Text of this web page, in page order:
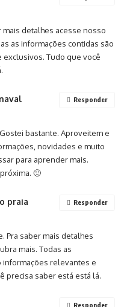
mais detalhes acesse nosso
as informações contidas são
Tudo que você
bastante. Aproveitem e
novidades e muito
para aprender mais.
🙂
Responder
praia
Pra saber mais detalhes
mais. Todas as
informações relevantes e
precisa saber está está lá.
Responder
Responder